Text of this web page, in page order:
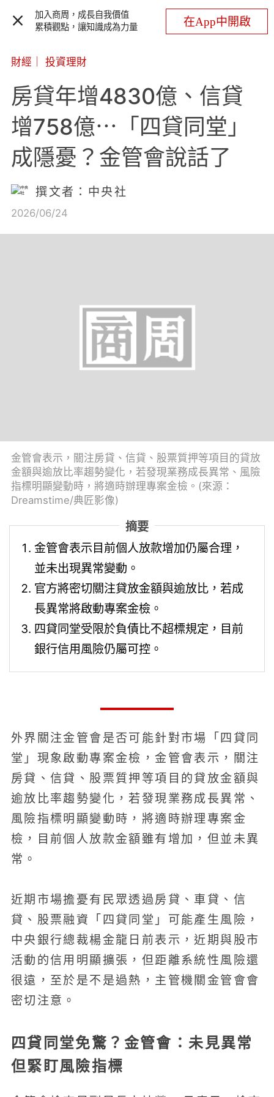
加入商周，成長自我價值
累積觀點，讓知識成為力量
在App中開啟
財經 投資理財
房貸年增4830億、信貸
增758億⋯「四貸同堂」
成隱憂？金管會說話了
撰文者：中央社
2026/06/24
金管會表示，關注房貸、信貸、股票質押等項目的貸放
金額與逾放比率趨勢變化，若發現業務成長異常、風險
指標明顯變動時，將適時辦理專案金檢。(來源：
Dreamstime/典匠影像)
摘要
金管會表示目前個人放款增加仍屬合理，
並未出現異常變動。
官方將密切關注貸放金額與逾放比，若成
長異常將啟動專案金檢。
四貸同堂受限於負債比不超標規定，目前
銀行信用風險仍屬可控。
外界關注金管會是否可能針對市場「四貸同
堂」現象啟動專案金檢，金管會表示，關注
房貸、信貸、股票質押等項目的貸放金額與
逾放比率趨勢變化，若發現業務成長異常、
風險指標明顯變動時，將適時辦理專案金
檢，目前個人放款金額雖有增加，但並未異
常。
近期市場擔憂有民眾透過房貸、車貸、信
貸、股票融資「四貸同堂」可能產生風險，
中央銀行總裁楊金龍日前表示，近期與股市
活動的信用明顯擴張，但距離系統性風險還
很遠，至於是不是過熱，主管機關金管會會
密切注意。
四貸同堂免驚？金管會：未見異常
但緊盯風險指標